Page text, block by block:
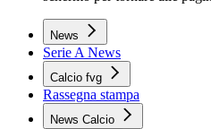
News
Serie A News
Calcio fvg
Rassegna stampa
News Calcio